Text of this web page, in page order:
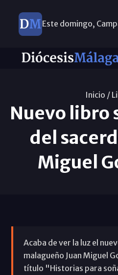
Este domingo,
Inicio /
Nuevo libro
del
Miguel
Acaba de ver la luz el
malagueño Juan Miguel
título "Historias para